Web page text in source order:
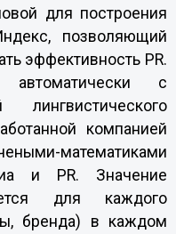
для построения
позволяющий
эффективность PR.
автоматически с
лингвистического
компанией
математиками
и PR. Значение
для каждого
бренда) в каждом